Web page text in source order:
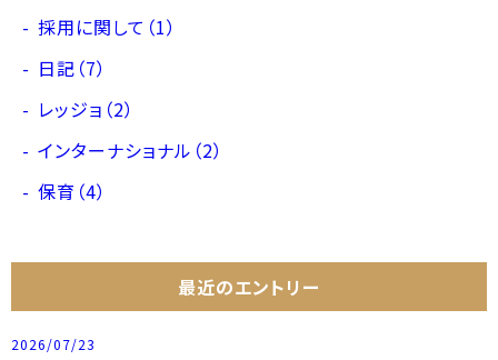
採用に関して（1）
日記（7）
レッジョ（2）
インターナショナル（2）
保育（4）
最近のエントリー
2026/07/23